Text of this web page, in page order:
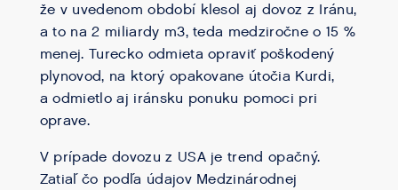
že v uvedenom období klesol aj dovoz z Iránu,
a to na 2 miliardy m3, teda medziročne o 15 %
menej. Turecko odmieta opraviť poškodený
plynovod, na ktorý opakovane útočia Kurdi,
a odmietlo aj iránsku ponuku pomoci pri
oprave.
V prípade dovozu z USA je trend opačný.
Zatiaľ čo podľa údajov Medzinárodnej